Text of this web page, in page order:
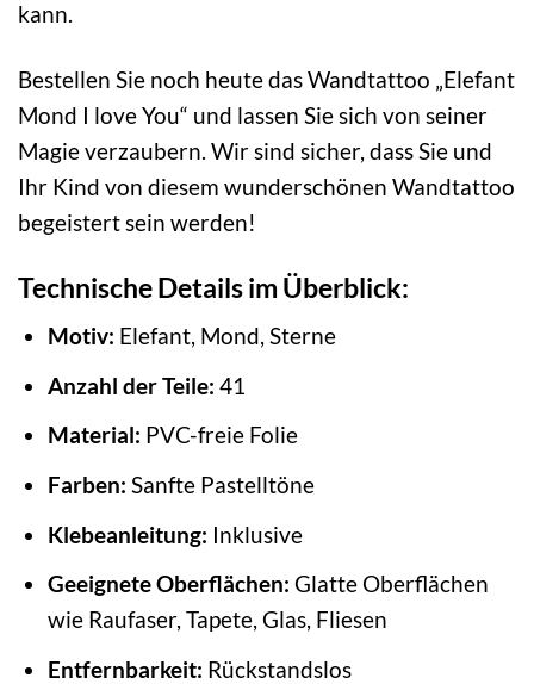
kann.
Bestellen Sie noch heute das Wandtattoo „Elefant
Mond I love You“ und lassen Sie sich von seiner
Magie verzaubern. Wir sind sicher, dass Sie und
Ihr Kind von diesem wunderschönen Wandtattoo
begeistert sein werden!
Technische Details im Überblick:
Motiv: Elefant, Mond, Sterne
Anzahl der Teile: 41
Material: PVC-freie Folie
Farben: Sanfte Pastelltöne
Klebeanleitung: Inklusive
Geeignete Oberflächen: Glatte Oberflächen
wie Raufaser, Tapete, Glas, Fliesen
Entfernbarkeit: Rückstandslos